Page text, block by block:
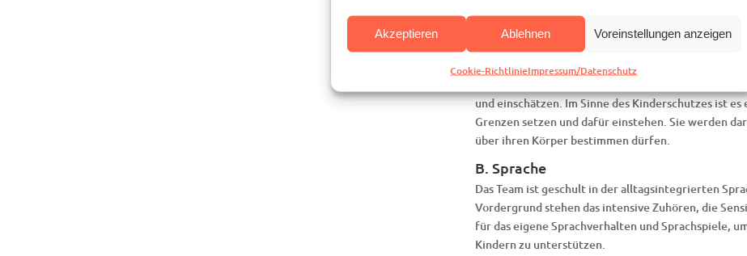
Akzeptieren Ablehnen Voreinstellungen anzeigen
Cookie-RichtlinieImpressum/Datenschutz
e) Körperbewusstsein
Die pädagogischen Fachkräfte unterstützen die
Körperbewusstsein. Die Kinder lernen sich und
und einschätzen. Im Sinne des Kinderschutzes ist
Grenzen setzen und dafür einstehen. Sie werden
über ihren Körper bestimmen dürfen.
B. Sprache
Das Team ist geschult in der alltagsintegrierten
Vordergrund stehen das intensive Zuhören, die
für das eigene Sprachverhalten und Sprachspiele,
Kindern zu unterstützen.